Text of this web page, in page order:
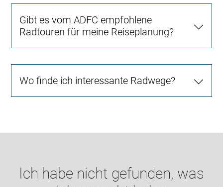
Gibt es vom ADFC empfohlene
Radtouren für meine Reiseplanung?
Wo finde ich interessante Radwege?
Ich habe nicht gefunden, was